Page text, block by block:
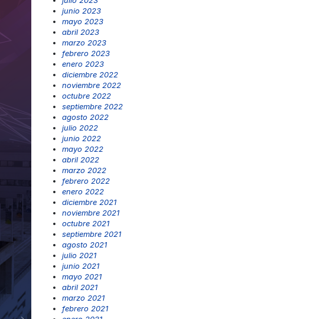
junio 2023
mayo 2023
abril 2023
marzo 2023
febrero 2023
enero 2023
diciembre 2022
noviembre 2022
octubre 2022
septiembre 2022
agosto 2022
julio 2022
junio 2022
mayo 2022
abril 2022
marzo 2022
febrero 2022
enero 2022
diciembre 2021
noviembre 2021
octubre 2021
septiembre 2021
agosto 2021
julio 2021
junio 2021
mayo 2021
abril 2021
marzo 2021
febrero 2021